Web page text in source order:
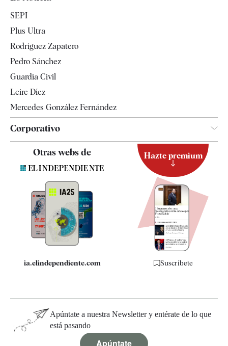
Televisión
SEPI
Plus Ultra
Rodríguez Zapatero
Pedro Sánchez
Guardia Civil
Leire Díez
Mercedes González Fernández
Corporativo
Quiénes somos
Especificaciones
Otras webs de
ia.elindependiente.com
Hazte premium
Suscríbete
Apúntate a nuestra Newsletter y entérate de lo que
está pasando
Apúntate